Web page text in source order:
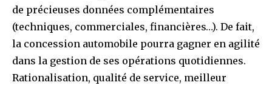
de précieuses données complémentaires
(techniques, commerciales, financières…). De fait,
la concession automobile pourra gagner en agilité
dans la gestion de ses opérations quotidiennes.
Rationalisation, qualité de service, meilleur